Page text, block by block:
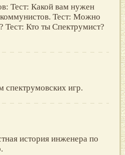
Тест: Какой вам нужен
Тест: Можно
Тест: Кто ты Спектрумист?
спектрумовских игр.
история инженера по